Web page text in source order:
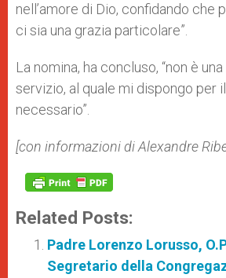
nell’amore di Dio, confidando che
ci sia una grazia particolare”.
La nomina, ha concluso, “non è
servizio, al quale mi dispongo per
necessario”.
[con informazioni di Alexandre
Related Posts:
Padre Lorenzo Lorusso,
Segretario della